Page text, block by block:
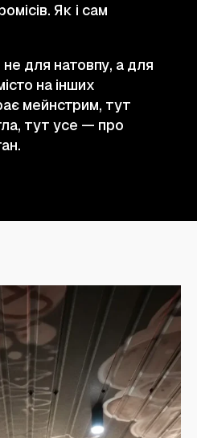
Як і сам
для натовпу, а для
на інших
мейнстрим, тут
тут усе — про